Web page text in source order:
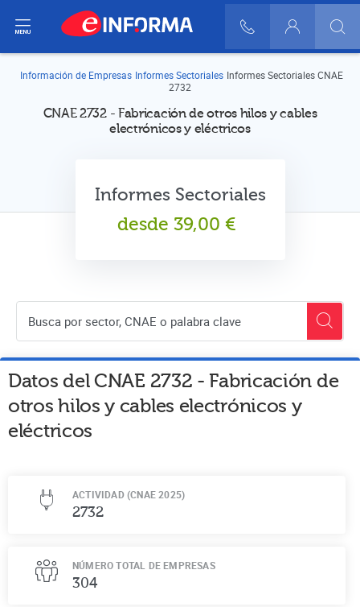
900 10 30 20
Login
Información de Empresas Informes Sectoriales Informes Sectoriales CNAE
2732
CNAE 2732 - Fabricación de otros hilos y cables
electrónicos y eléctricos
Informes Sectoriales
desde 39,00 €
Datos del CNAE 2732 - Fabricación de
otros hilos y cables electrónicos y
eléctricos
ACTIVIDAD (CNAE 2025)
2732
NÚMERO TOTAL DE EMPRESAS
304